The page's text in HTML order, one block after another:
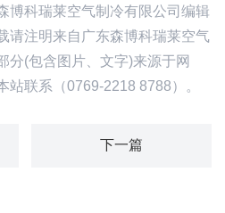
博科瑞莱空气制冷有限公司编辑
请注明来自广东森博科瑞莱空气
分(包含图片、文字)来源于网
站联系（0769-2218 8788）。
下一篇